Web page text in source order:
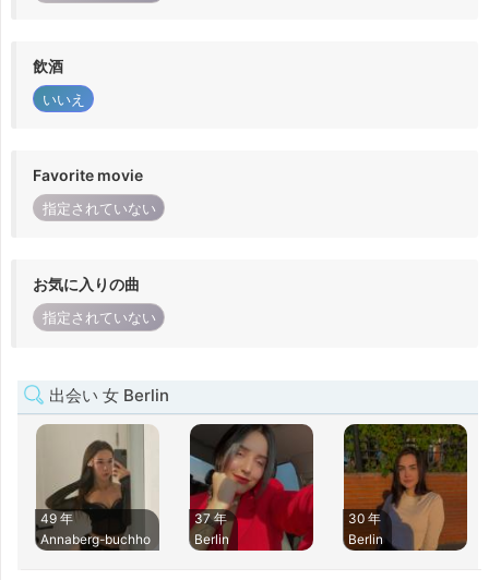
飲酒
いいえ
Favorite movie
指定されていない
お気に入りの曲
指定されていない
出会い 女 Berlin
49 年
Annaberg-buchho
37 年
Berlin
30 年
Berlin